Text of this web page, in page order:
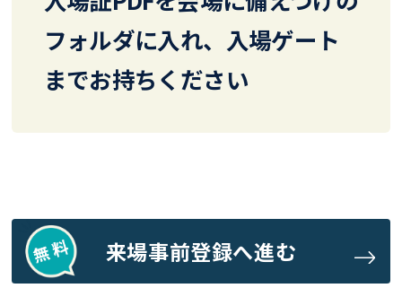
フォルダに入れ、入場ゲート
までお持ちください
来場事前登録へ進む